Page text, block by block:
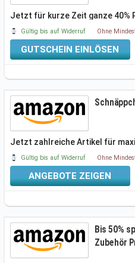
Jetzt für kurze Zeit ganze 40%
den aktuellen
Gültig bis auf Widerruf Ohne
GUTSCHEIN EINLÖSEN
Jetzt zahlreiche Artikel für
shoppen. Das
Gültig bis auf Widerruf Ohne
ANGEBOTE ZEIGEN
Bis 50%
Zubehör